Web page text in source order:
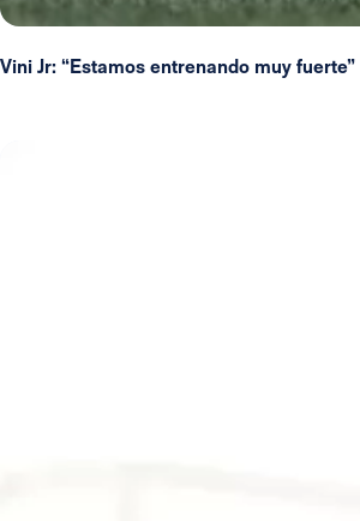
Vini Jr: “Estamos entrenando muy fuerte”